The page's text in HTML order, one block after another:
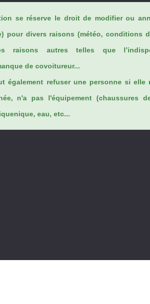
se réserve le droit de modifier ou
pour divers raisons (météo, conditions
raisons autres telles que
de covoitureur...
également refuser une personne si
n'a pas l'équipement (chaussures
eau, etc...